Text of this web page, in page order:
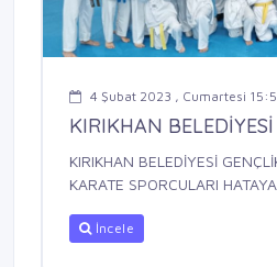
4 Şubat 2023 , Cumartesi
KIRIKHAN BELEDİYESİ
KIRIKHAN BELEDİYESİ
KARATE SPORCULARI
İncele